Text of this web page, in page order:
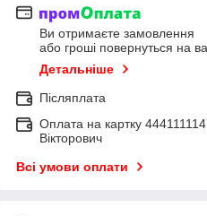
Ви отримаєте замовлення
або гроші повернуться на
Детальніше
Післяплата
Оплата на картку
Вікторович
Всі умови оплати